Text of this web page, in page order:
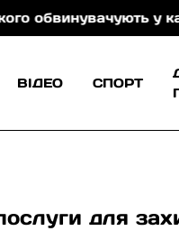
у катуванні
ВІДЕО СПОРТ
для